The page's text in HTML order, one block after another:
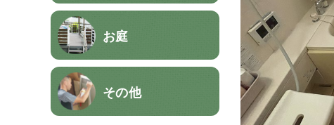
お庭
その他